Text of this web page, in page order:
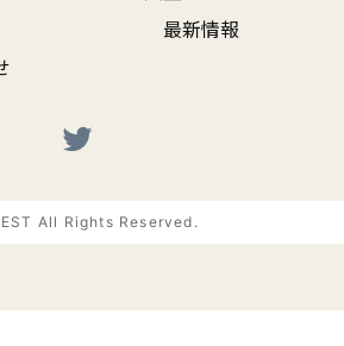
最新情報
All Rights Reserved.